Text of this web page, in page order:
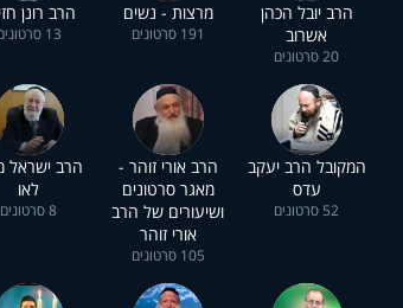
הרב יובל הכהן
אשרוב
20 סרטונים
מרצות - נשים
191 סרטונים
הרב רונן
13 סרטונים
המקובל הרב יעקב
עדס
52 סרטונים
הרב אורי זוהר -
מאגר סרטונים
ושיעורים של הרב
אורי זוהר
105 סרטונים
הרב ישראל
לאו
8 סרטונים